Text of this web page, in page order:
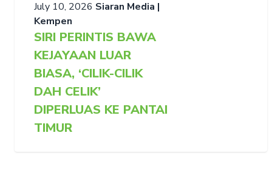
July 10, 2026 Siaran Media |
Kempen
SIRI PERINTIS BAWA
KEJAYAAN LUAR
BIASA, ‘CILIK-CILIK
DAH CELIK’
DIPERLUAS KE PANTAI
TIMUR